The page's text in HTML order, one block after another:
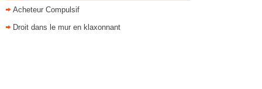
Acheteur Compulsif
Droit dans le mur en klaxonnant